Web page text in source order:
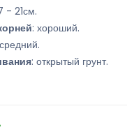
- 21см.
: хороший.
: открытый грунт.